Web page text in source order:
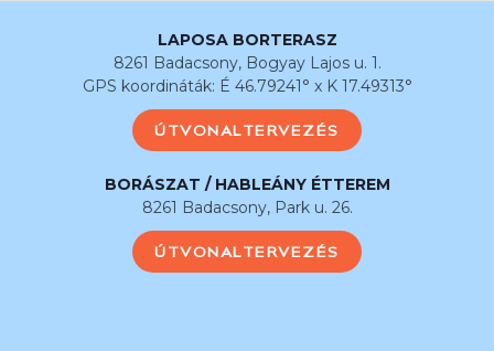
LAPOSA BORTERASZ
8261 Badacsony, Bogyay Lajos u. 1.
GPS koordináták: É 46.79241° x K 17.49313°
ÚTVONALTERVEZÉS
BORÁSZAT / HABLEÁNY ÉTTEREM
8261 Badacsony, Park u. 26.
ÚTVONALTERVEZÉS